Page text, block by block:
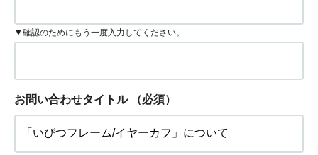
▼確認のためにもう一度入力してください。
お問い合わせタイトル （必須）